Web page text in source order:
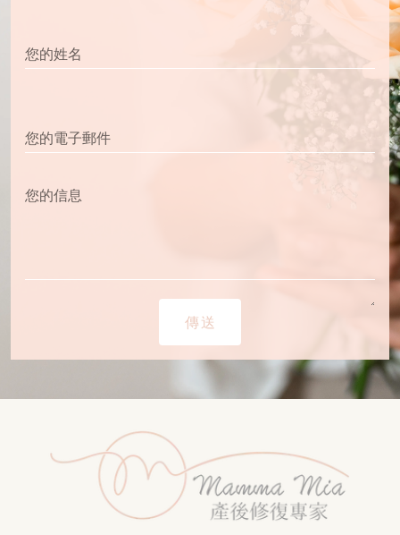
您的姓名
您的電子郵件
您的信息
傳送